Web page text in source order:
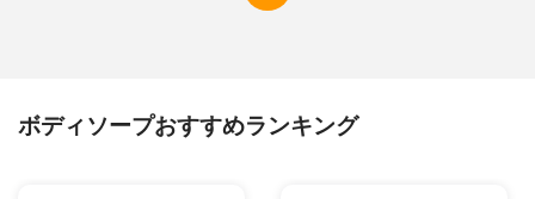
ボディソープおすすめランキング